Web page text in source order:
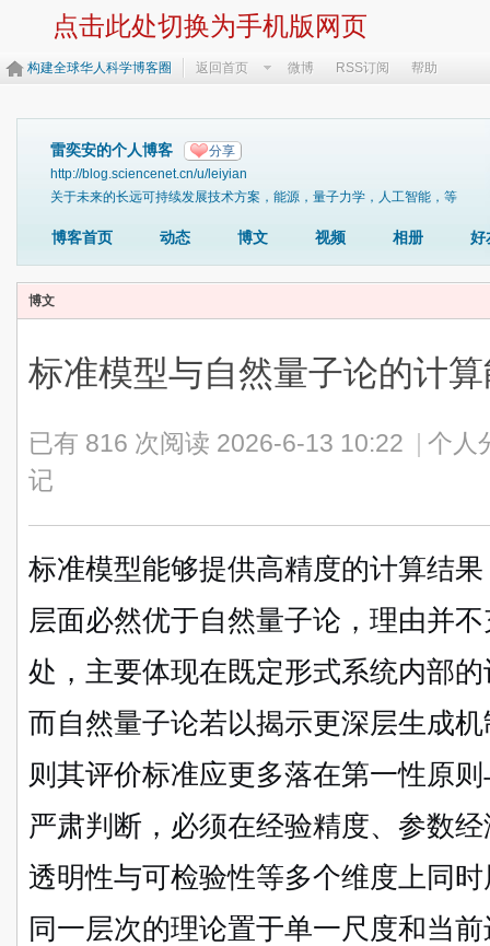
点击此处切换为手机版网页
构建全球华人科学博客圈 返回首页 微博 RSS订阅 帮助
雷奕安的个人博客 分享
http://blog.sciencenet.cn/u/leiyian
关于未来的长远可持续发展技术方案，能源，量子力学，人工智能，等
博客首页 动态 博文 视频 相册 好
博文
标准模型与自然量子论的计
已有 816 次阅读 2026-6-13 10:22
个人
记
标准模型能够提供高精度的计算结
层面必然优于自然量子论，理由并
处，主要体现在既定形式系统内部
而自然量子论若以揭示更深层生成
则其评价标准应更多落在第一性原
严肃判断，必须在经验精度、参数
透明性与可检验性等多个维度上同
同一层次的理论置于单一尺度和当